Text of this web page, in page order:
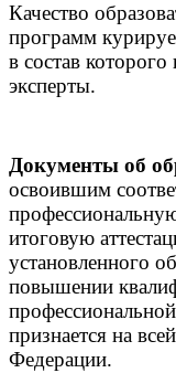
Качество
программ
в состав
эксперты.
Документы об
освоившим
итоговую
установленного
повышении
признается на
Федерации.